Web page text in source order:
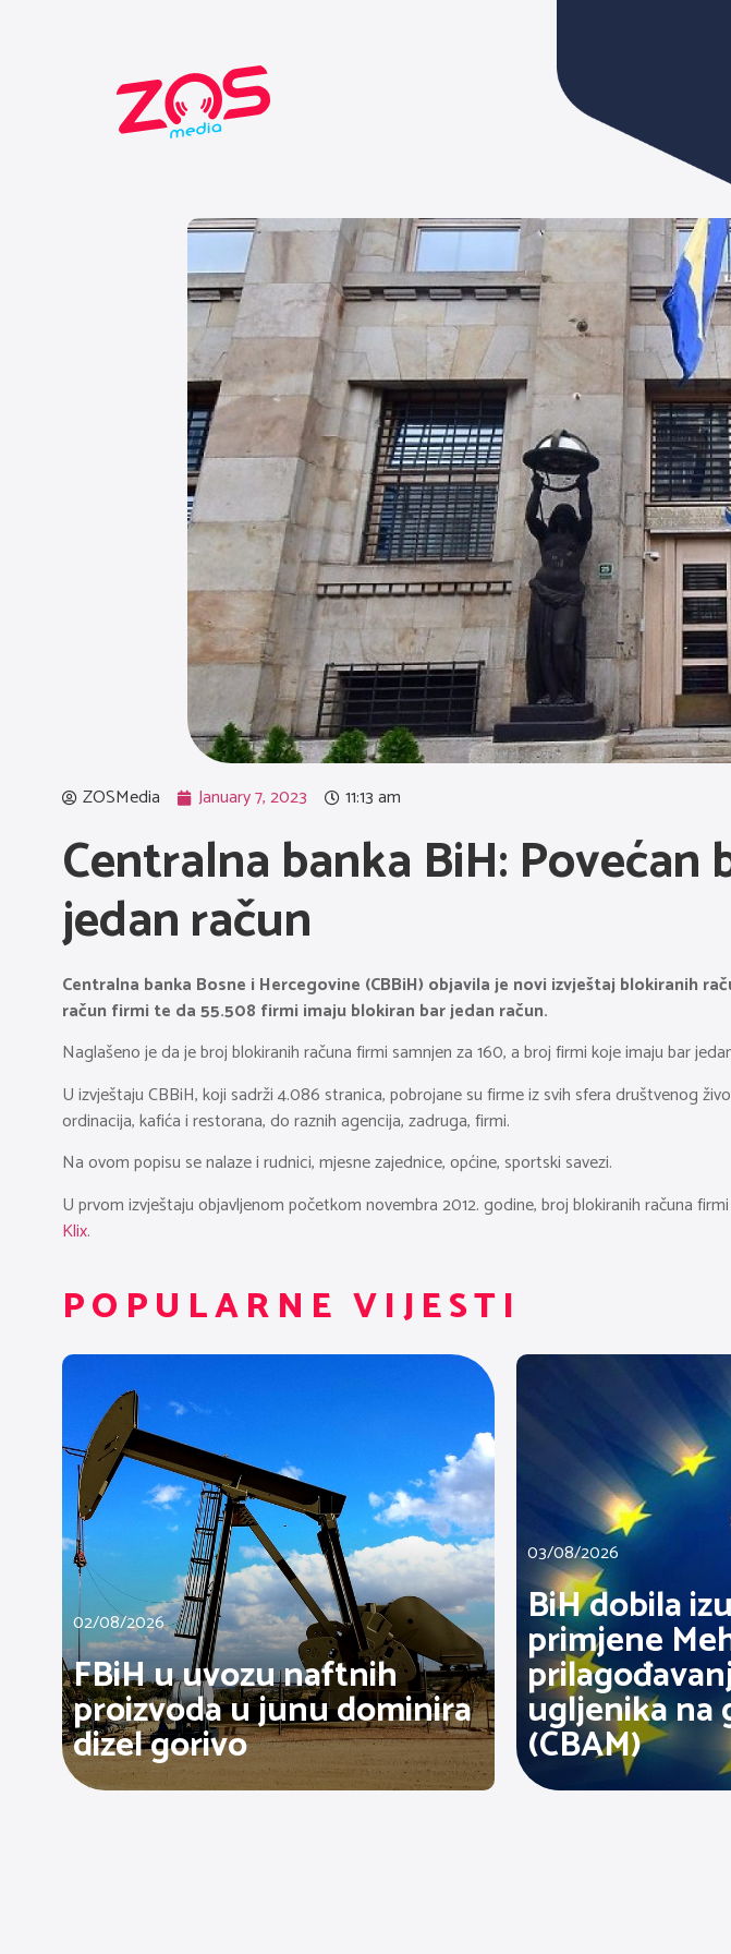
ZOSMedia January 7, 2023 11:13 am
Centralna banka BiH:
jedan račun
Centralna banka Bosne i Hercegovine (CBBiH) objavila je novi izvještaj blokiranih
račun firmi te da 55.508 firmi imaju blokiran bar jedan račun.
Naglašeno je da je broj blokiranih računa firmi samnjen za 160, a broj firmi koje imaju bar
U izvještaju CBBiH, koji sadrži 4.086 stranica, pobrojane su firme iz svih sfera društvenog
ordinacija, kafića i restorana, do raznih agencija, zadruga, firmi.
Na ovom popisu se nalaze i rudnici, mjesne zajednice, općine, sportski savezi.
U prvom izvještaju objavljenom početkom novembra 2012. godine, broj blokiranih računa
Klix.
POPULARNE VIJESTI
02/08/2026
FBiH u uvozu naftnih
proizvoda u junu dominira
dizel gorivo
03/08/2026
BiH dobila
primjene
ugljenika na
(CBAM)